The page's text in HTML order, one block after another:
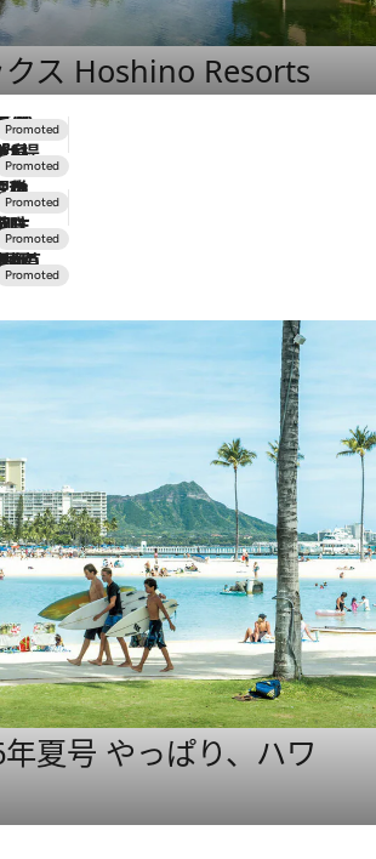
ス Hoshino Resorts
！」
呼ぶ郷土の味
夏号 やっぱり、ハワ